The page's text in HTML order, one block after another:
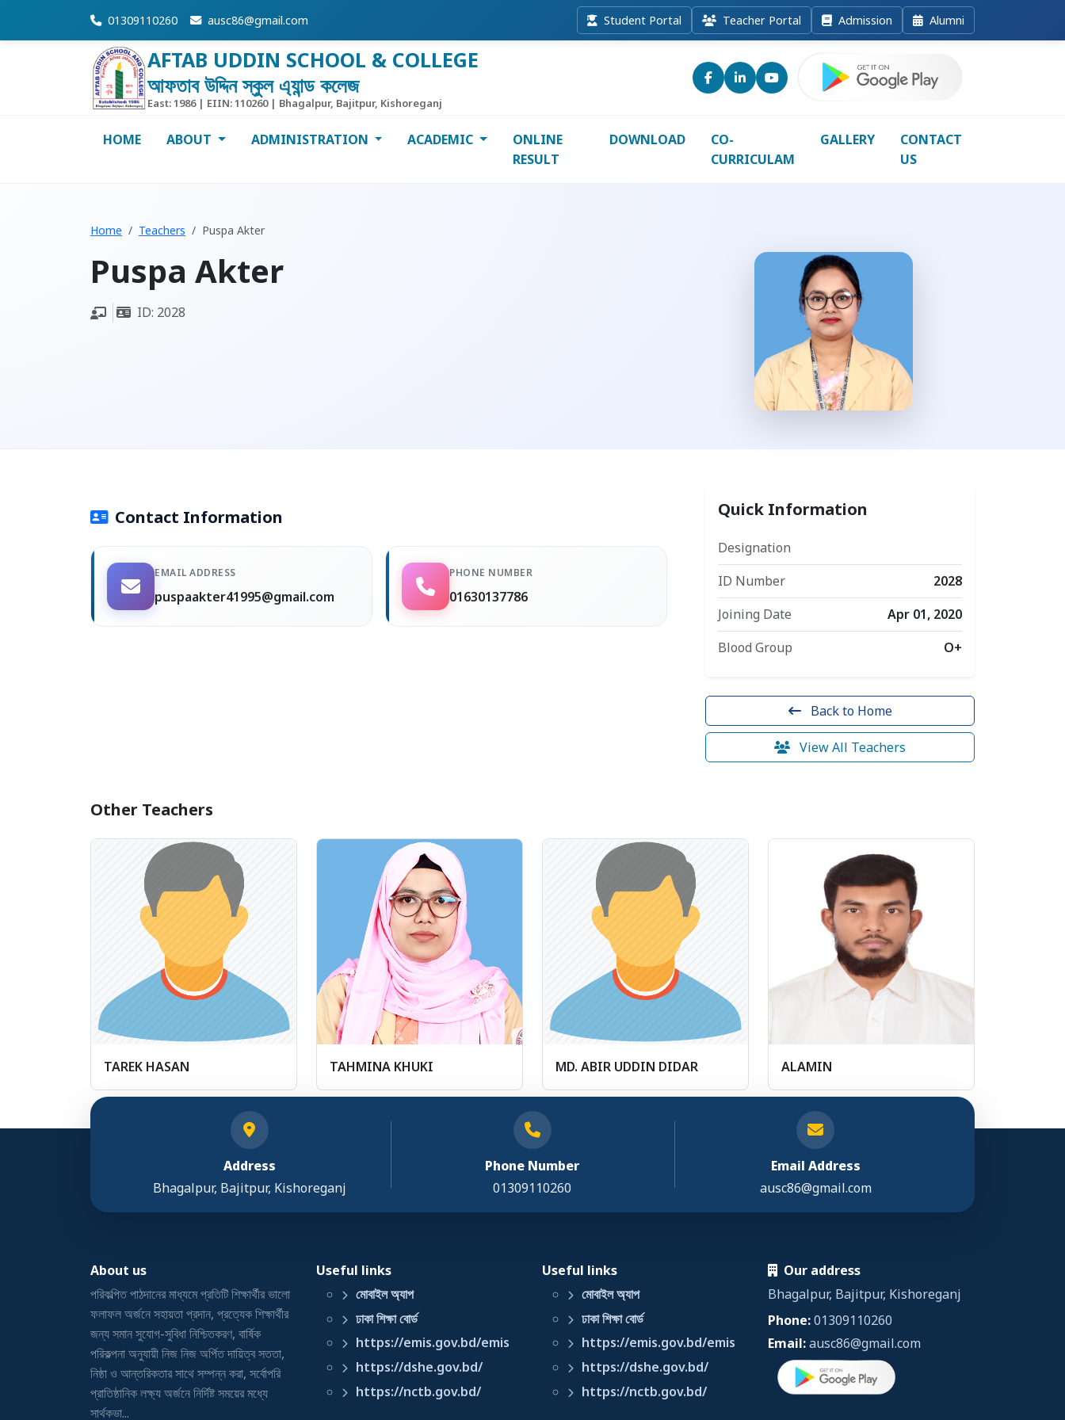
01309110260 ausc86@gmail.com Student Portal Teacher Portal Admission Alumni
AFTAB UDDIN SCHOOL & COLLEGE
আফতাব উদ্দিন স্কুল এ্যান্ড কলেজ
East: 1986 | EIIN: 110260 | Bhagalpur, Bajitpur, Kishoreganj
HOME ABOUT ADMINISTRATION ACADEMIC
ONLINE
RESULT
DOWNLOAD
CO-
CURRICULAM
GALLERY
CONTACT
US
Home Teachers Puspa Akter
Puspa Akter
ID: 2028
Contact Information
EMAIL ADDRESS
puspaakter41995@gmail.com
PHONE NUMBER
01630137786
Quick Information
Designation
ID Number
2028
Joining Date
Apr 01, 2020
Blood Group
O+
Back to Home
View All Teachers
Other Teachers
TAREK HASAN TAHMINA KHUKI MD. ABIR UDDIN DIDAR ALAMIN
Address
Bhagalpur, Bajitpur, Kishoreganj
Phone Number
01309110260
Email Address
ausc86@gmail.com
About us
পরিকল্পিত পাঠদানের মাধ্যমে প্রতিটি শিক্ষার্থীর ভালো
ফলাফল অর্জনে সহায়তা প্রদান, প্রত্যেক শিক্ষার্থীর
জন্য সমান সুযোগ-সুবিধা নিশ্চিতকরণ, বার্ষিক
পরিকল্পনা অনুযায়ী নিজ নিজ অর্পিত দায়িত্ব সততা,
নিষ্ঠা ও আন্তরিকতার সাথে সম্পন্ন করা, সর্বোপরি
প্রাতিষ্ঠানিক লক্ষ্য অর্জনে নির্দিষ্ট সময়ের মধ্যে
সার্থকভা...
Useful links
মোবাইল অ্যাপ
ঢাকা শিক্ষা বোর্ড
https://emis.gov.bd/emis
https://dshe.gov.bd/
https://nctb.gov.bd/
Useful links
মোবাইল অ্যাপ
ঢাকা শিক্ষা বোর্ড
https://emis.gov.bd/emis
https://dshe.gov.bd/
https://nctb.gov.bd/
Our address
Bhagalpur, Bajitpur, Kishoreganj
Phone:01309110260
Email:ausc86@gmail.com